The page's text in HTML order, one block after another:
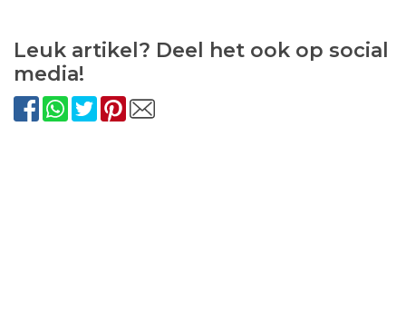
Leuk artikel? Deel het ook op social
media!